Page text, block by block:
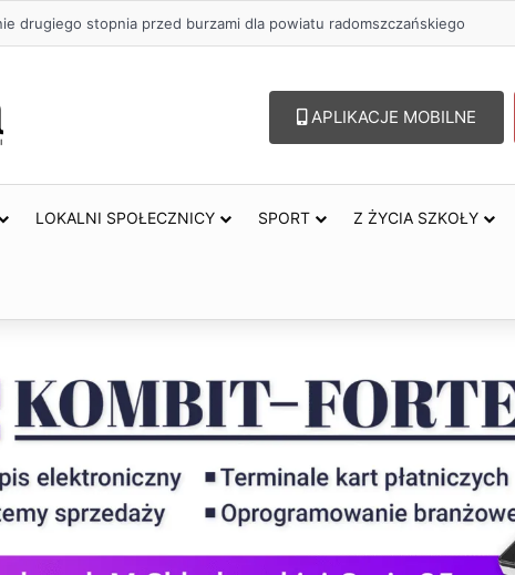
zł na szkolenia pracowników. PUP w Radomsku ogłasza nabór wniosków
APLIKACJE MOBILNE
LOKALNI SPOŁECZNICY SPORT Z ŻYCIA SZKOŁY